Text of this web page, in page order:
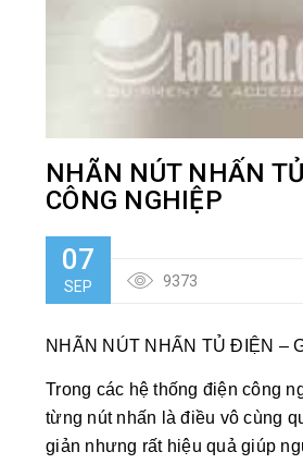
NHÃN NÚT NHẤN
CÔNG NGHIỆP
07
SEP 9373
NHÃN NÚT NHẤN TỦ ĐIỆN –
Trong các hệ thống điện công
từng nút nhấn là điều vô cùng
giản nhưng rất hiệu quả giúp